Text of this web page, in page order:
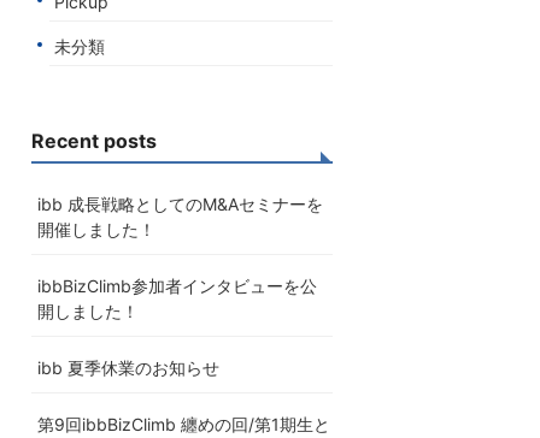
未分類
Recent posts
ibb 成長戦略としてのM&Aセミナーを
開催しました！
ibbBizClimb参加者インタビューを公
開しました！
ibb 夏季休業のお知らせ
第9回ibbBizClimb 纏めの回/第1期生と